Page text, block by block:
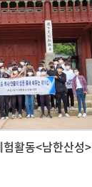
활동<남한산성>